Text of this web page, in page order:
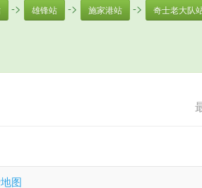
-> 雄锋站 -> 施家港站 -> 奇士老大队
图